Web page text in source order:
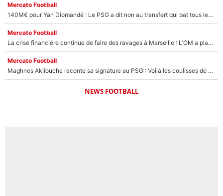
Mercato Football
140M€ pour Yan Diomandé : Le PSG a dit non au transfert qui bat tous les records sur le mercato
Mercato Football
La crise financière continue de faire des ravages à Marseille : L’OM a placé 12 joueurs sur le marché des transferts… et ça pourrait lui rapporter près de 100M€ !
Mercato Football
Maghnes Akliouche raconte sa signature au PSG : Voilà les coulisses de son transfert de rêve à 50M€
NEWS FOOTBALL